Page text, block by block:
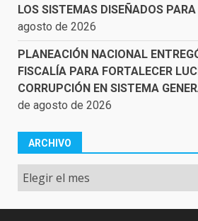
LOS SISTEMAS DISEÑADOS
agosto de 2026
PLANEACIÓN NACIONAL
FISCALÍA PARA FORTALECER
CORRUPCIÓN EN SISTEMA
de agosto de 2026
ARCHIVO
Archivo